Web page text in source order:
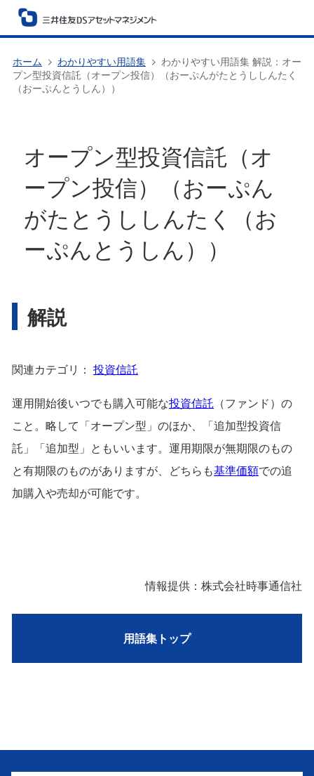
ホーム わかりやすい用語集
わかりやすい用語集 解説：オー
プン型投資信託（オープン投信）（おーぷんがたとうししんたく
（おーぷんとうしん））
オープン型投資信託（オ
ープン投信）（おーぷん
がたとうししんたく（お
ーぷんとうしん））
解説
関連カテゴリ： 投資信託
運用開始後いつでも購入可能な投資信託 （ファンド）の
こと。略して「オープン型」のほか、「追加型投資信
託」「追加型」ともいいます。運用期限が無期限のもの
と有期限のものがありますが、どちらも基準価額での追
加購入や売却が可能です。
情報提供：株式会社時事通信社
用語集トップ